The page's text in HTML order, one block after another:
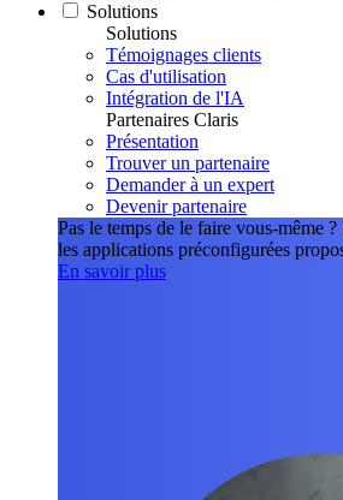
Solutions
Solutions
Témoignages clients
Cas d'utilisation
Intégration de l'IA
Partenaires Claris
Présentation
Trouver un partenaire
Demander à un expert
Devenir partenaire
Pas le temps de le faire vous-même ?
les applications préconfigurées
En savoir plus